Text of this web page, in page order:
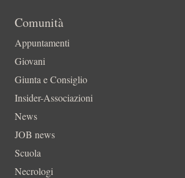
Comunità
Appuntamenti
Giovani
Giunta e Consiglio
Insider-Associazioni
News
JOB news
Scuola
Necrologi